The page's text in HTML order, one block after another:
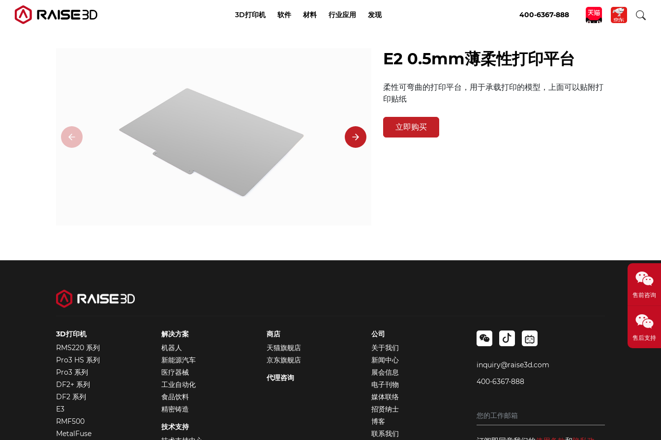
3D打印机 软件 材料 行业应用 发现 400-6367-888
E2 0.5mm薄柔性打印平台
柔性可弯曲的打印平台，用于承载打印的模型，上面可以贴附打
印贴纸
立即购买
3D打印机
RMS220 系列
Pro3 HS 系列
Pro3 系列
DF2+ 系列
DF2 系列
E3
RMF500
MetalFuse
解决方案
机器人
新能源汽车
医疗器械
工业自动化
食品饮料
精密铸造
技术支持
商店
天猫旗舰店
京东旗舰店
代理咨询
公司
关于我们
新闻中心
展会信息
电子刊物
媒体联络
招贤纳士
博客
联系我们
inquiry@raise3d.com
400-6367-888
售前咨询
售后支持